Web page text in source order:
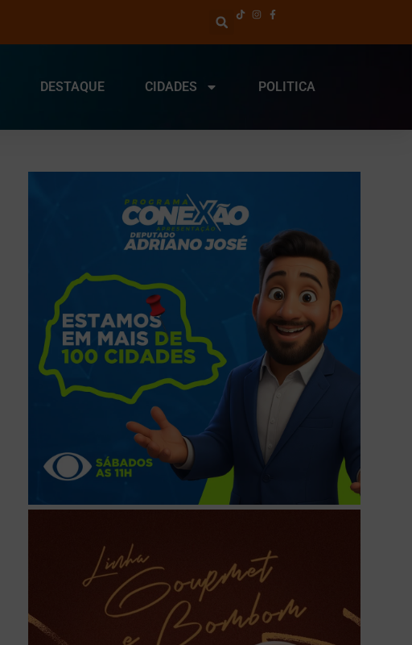
DESTAQUE CIDADES POLITICA